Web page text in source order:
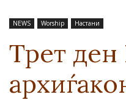
NEWS Worship Настани
Трет